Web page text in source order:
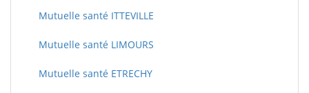
Mutuelle santé ITTEVILLE
Mutuelle santé LIMOURS
Mutuelle santé ETRECHY